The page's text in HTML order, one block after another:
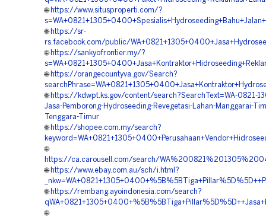
🌐 https://www.situsproperti.com/?
🌐 https://sr-
rs.facebook.com/public/
🌐 https://sankyofrontier.my/?
🌐 https://orangecountyva.gov/Search?
🌐 https://kdwpt.ks.gov/content/search?SearchText=WA-0821-
Jasa-Pemborong-Hydroseeding-Revegetasi-Lahan-Manggarai-
Tenggara-Timur
🌐 https://shopee.com.my/search?
🌐
https://ca.carousell.com/search/
🌐 https://www.ebay.com.au/sch/i.html?
🌐 https://rembang.ayoindonesia.com/search?
🌐